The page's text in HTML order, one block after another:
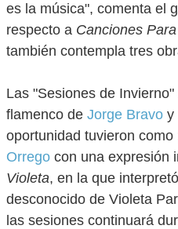
es la música", comenta el
respecto a Canciones
también contempla tres
Las "Sesiones de
flamenco de Jorge Bravo y
oportunidad tuvieron como
Orrego con una expresión
Violeta, en la que
desconocido de Violeta
las sesiones continuará